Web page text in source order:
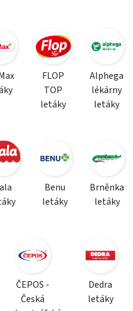
FLOP
TOP
letáky
Alphega
lékárny
letáky
Benu
letáky
Brněnka
letáky
ČEPOS -
Česká
Dedra
letáky